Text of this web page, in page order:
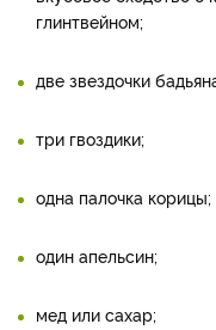
глинтвейном;
две звездочки
три гвоздики;
одна палочка корицы;
один апельсин;
мед или сахар;